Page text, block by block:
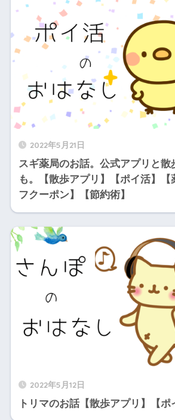
2022年5月21日
スギ薬局のお話。公式アプリと散
も。【散歩アプリ】【ポイ活】【
フクーポン】【節約術】
2022年5月12日
トリマのお話【散歩アプリ】【ポ